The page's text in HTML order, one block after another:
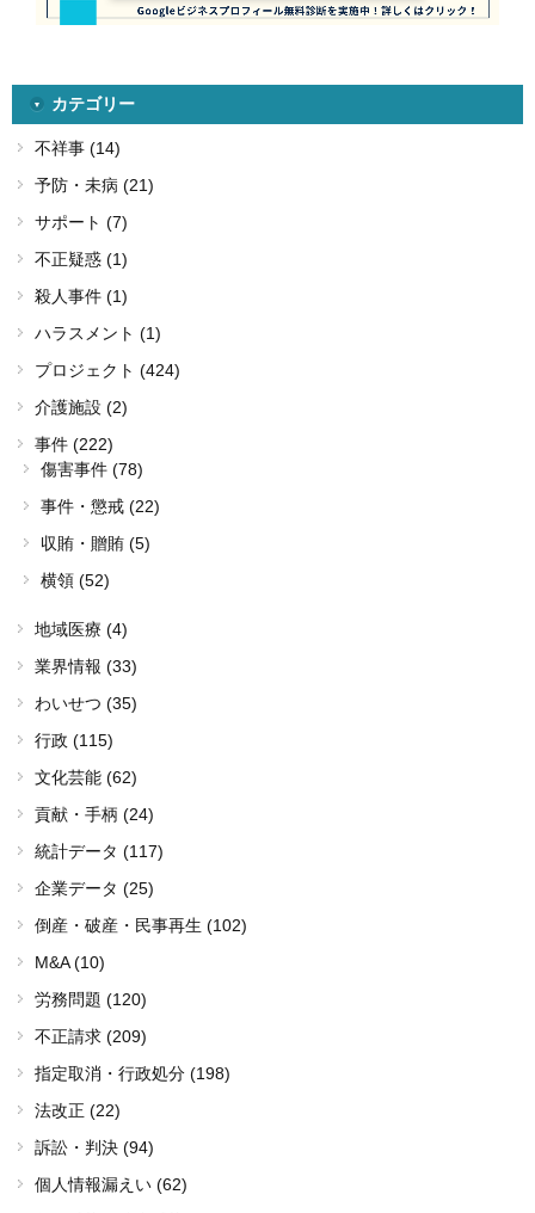
カテゴリー
不祥事 (14)
予防・未病 (21)
サポート (7)
不正疑惑 (1)
殺人事件 (1)
ハラスメント (1)
プロジェクト (424)
介護施設 (2)
事件 (222)
傷害事件 (78)
事件・懲戒 (22)
収賄・贈賄 (5)
横領 (52)
地域医療 (4)
業界情報 (33)
わいせつ (35)
行政 (115)
文化芸能 (62)
貢献・手柄 (24)
統計データ (117)
企業データ (25)
倒産・破産・民事再生 (102)
M&A (10)
労務問題 (120)
不正請求 (209)
指定取消・行政処分 (198)
法改正 (22)
訴訟・判決 (94)
個人情報漏えい (62)